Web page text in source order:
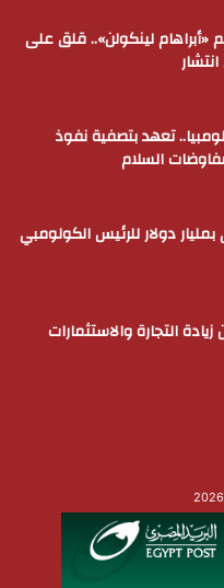
لينكولن».. قلق على
تعهد بتصفية نفوذ
السلام
دولار للرئيس الكولومبي
التجارة والاستثمارات